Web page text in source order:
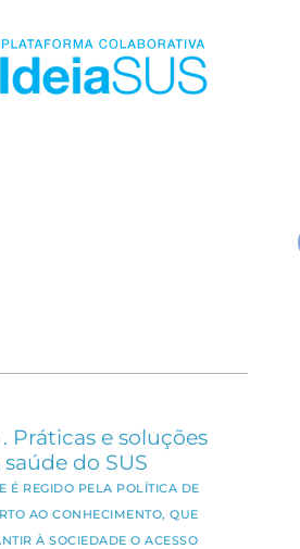
Práticas e soluções
do SUS
É REGIDO PELA POLÍTICA DE
AO CONHECIMENTO, QUE
À SOCIEDADE O ACESSO